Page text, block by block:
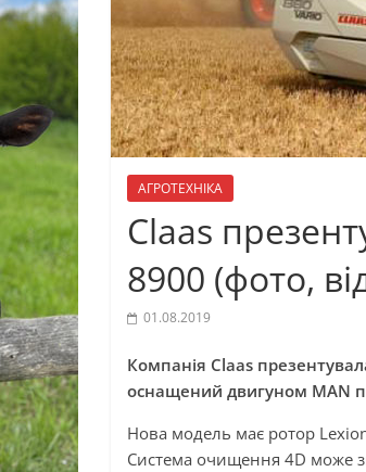
АГРОТЕХНІКА
Claas
8900 (фото,
01.08.2019
Компанія Claas
оснащений двигуном MAN
Нова модель має ротор
Система очищення 4D може